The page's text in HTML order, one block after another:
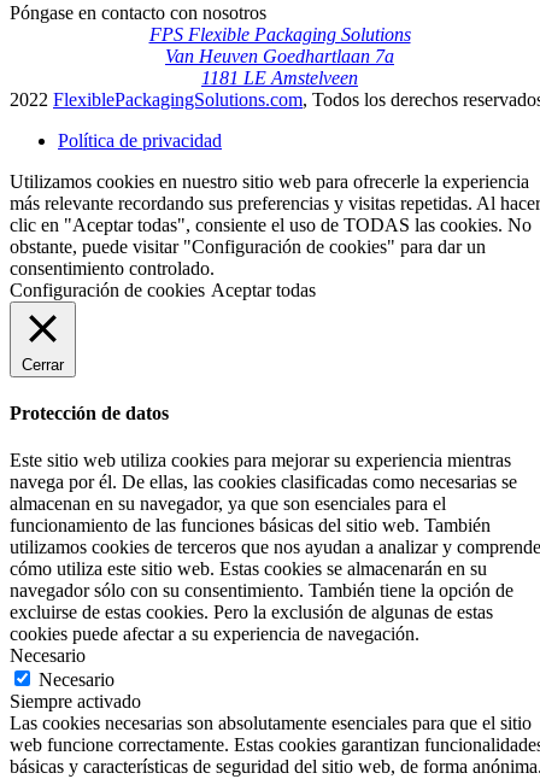
Póngase en contacto con nosotros
FPS Flexible Packaging Solutions
Van Heuven Goedhartlaan 7a
1181 LE Amstelveen
2022 FlexiblePackagingSolutions.com, Todos los derechos
Política de privacidad
Utilizamos cookies en nuestro sitio web para ofrecerle la experiencia
más relevante recordando sus preferencias y visitas repetidas. Al hacer
clic en "Aceptar todas", consiente el uso de TODAS las cookies. No
obstante, puede visitar "Configuración de cookies" para dar un
consentimiento controlado.
Configuración de cookies Aceptar todas
Cerrar
Protección de datos
Este sitio web utiliza cookies para mejorar su experiencia mientras
navega por él. De ellas, las cookies clasificadas como necesarias se
almacenan en su navegador, ya que son esenciales para el
funcionamiento de las funciones básicas del sitio web. También
utilizamos cookies de terceros que nos ayudan a analizar y
cómo utiliza este sitio web. Estas cookies se almacenarán en su
navegador sólo con su consentimiento. También tiene la opción de
excluirse de estas cookies. Pero la exclusión de algunas de estas
cookies puede afectar a su experiencia de navegación.
Necesario
Necesario
Siempre activado
Las cookies necesarias son absolutamente esenciales para que el sitio
web funcione correctamente. Estas cookies garantizan
básicas y características de seguridad del sitio web, de forma